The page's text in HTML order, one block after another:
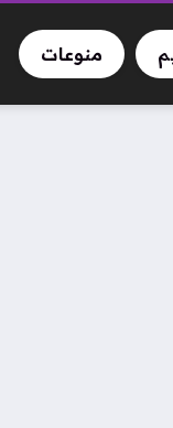
منوعات